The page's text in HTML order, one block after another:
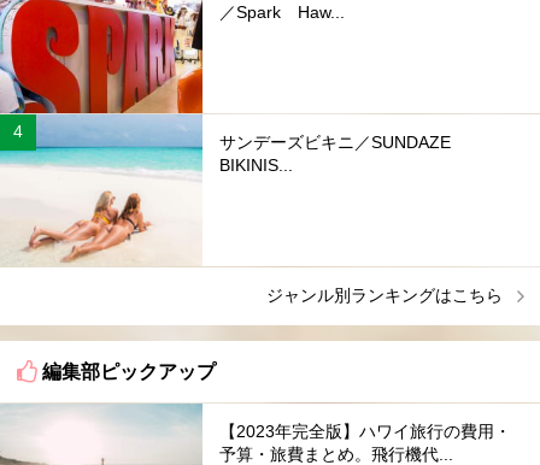
／Spark Haw...
サンデーズビキニ／SUNDAZE
BIKINIS...
ジャンル別ランキングはこちら
編集部ピックアップ
【2023年完全版】ハワイ旅行の費用・
予算・旅費まとめ。飛行機代...